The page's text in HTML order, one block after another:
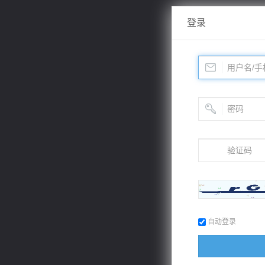
登录
自动登录